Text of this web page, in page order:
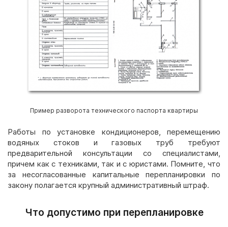
Пример разворота технического паспорта квартиры
Работы по установке кондиционеров, перемещению
водяных стоков и газовых труб требуют
предварительной консультации со специалистами,
причем как с техниками, так и с юристами. Помните, что
за несогласованные капитальные перепланировки по
закону полагается крупный административный штраф.
Что допустимо при перепланировке